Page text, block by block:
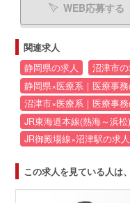
WEB応募する
関連求人
静岡県の求人
沼津市の
静岡県×医療系｜医療事
沼津市×医療系｜医療事
JR東海道本線(熱海～浜
JR御殿場線×沼津駅の求人
この求人を見ている人は